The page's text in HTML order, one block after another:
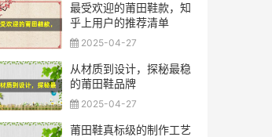
最受欢迎的莆田鞋款，知
乎上用户的推荐清单
2025-04-27
从材质到设计，探秘最稳
的莆田鞋品牌
2025-04-27
莆田鞋真标级的制作工艺